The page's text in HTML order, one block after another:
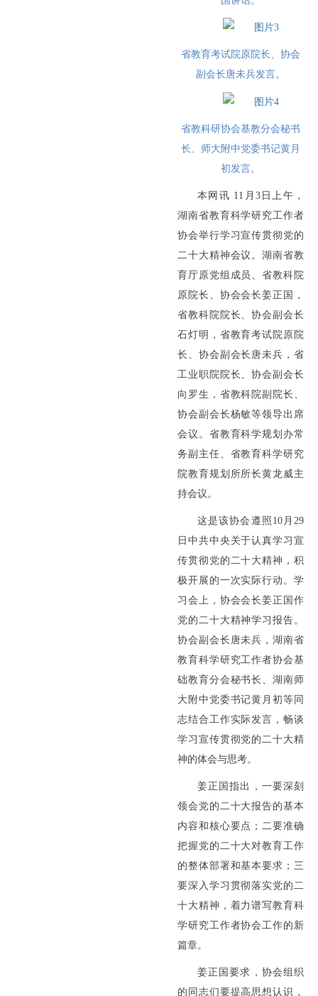
省教育考试院原院长、协会
副会长唐未兵发言。
省教科研协会基教分会秘书
长、师大附中党委书记黄月
初发言。
本网讯 11月3日上午，
湖南省教育科学研究工作者
协会举行学习宣传贯彻党的
二十大精神会议。湖南省教
育厅原党组成员、省教科院
原院长、协会会长姜正国，
省教科院院长、协会副会长
石灯明，省教育考试院原院
长、协会副会长唐未兵，省
工业职院院长、协会副会长
向罗生，省教科院副院长、
协会副会长杨敏等领导出席
会议。省教育科学规划办常
务副主任、省教育科学研究
院教育规划所所长黄龙威主
持会议。
这是该协会遵照10月29
日中共中央关于认真学习宣
传贯彻党的二十大精神，积
极开展的一次实际行动。学
习会上，协会会长姜正国作
党的二十大精神学习报告。
协会副会长唐未兵，湖南省
教育科学研究工作者协会基
础教育分会秘书长、湖南师
大附中党委书记黄月初等同
志结合工作实际发言，畅谈
学习宣传贯彻党的二十大精
神的体会与思考。
姜正国指出，一要深刻
领会党的二十大报告的基本
内容和核心要点；二要准确
把握党的二十大对教育工作
的整体部署和基本要求；三
要深入学习贯彻落实党的二
十大精神，着力谱写教育科
学研究工作者协会工作的新
篇章。
姜正国要求，协会组织
的同志们要提高思想认识，